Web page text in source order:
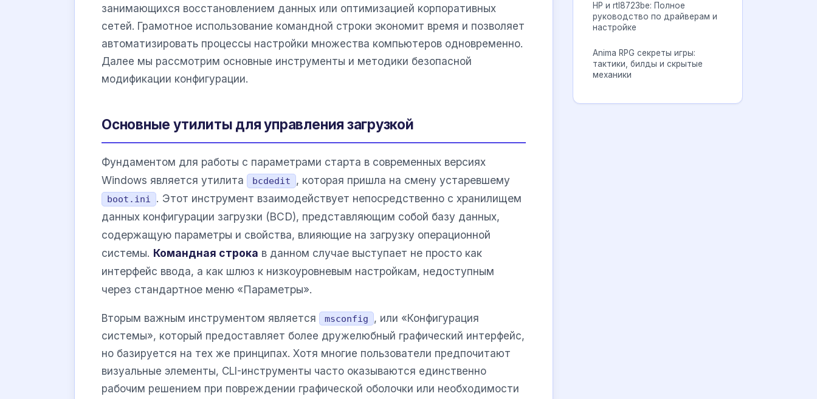
занимающихся восстановлением данных или оптимизацией корпоративных
сетей. Грамотное использование командной строки экономит время и позволяет
автоматизировать процессы настройки множества компьютеров одновременно.
Далее мы рассмотрим основные инструменты и методики безопасной
модификации конфигурации.
Основные утилиты для управления загрузкой
Фундаментом для работы с параметрами старта в современных версиях
Windows является утилита
bcdedit , которая пришла на смену устаревшему
boot.ini
. Этот инструмент взаимодействует непосредственно с хранилищем
данных конфигурации загрузки (BCD), представляющим собой базу данных,
содержащую параметры и свойства, влияющие на загрузку операционной
системы. Командная строка в данном случае выступает не просто как
интерфейс ввода, а как шлюз к низкоуровневым настройкам, недоступным
через стандартное меню «Параметры».
Вторым важным инструментом является msconfig
, или «Конфигурация
системы», который предоставляет более дружелюбный графический интерфейс,
но базируется на тех же принципах. Хотя многие пользователи предпочитают
визуальные элементы, CLI-инструменты часто оказываются единственно
рабочим решением при повреждении графической оболочки или необходимости
HP и rtl8723be: Полное
руководство по драйверам и
настройке
Anima RPG секреты игры:
тактики, билды и скрытые
механики